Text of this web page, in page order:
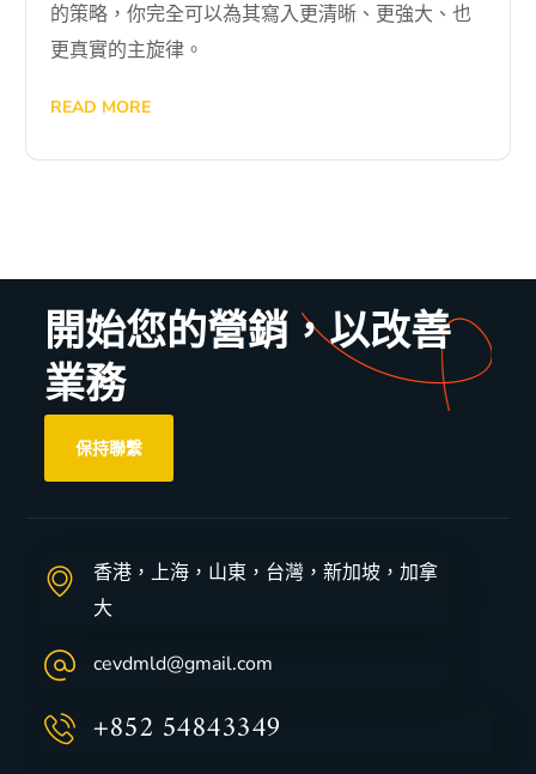
的策略，你完全可以為其寫入更清晰、更強大、也
更真實的主旋律。
READ MORE
開始您的營銷，以改善
業務
保持聯繫
香港，上海，山東，台灣，新加坡，加拿
大
cevdmld@gmail.com
+852 54843349